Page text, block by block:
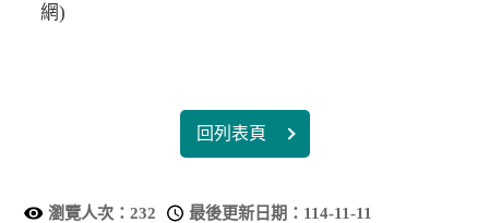
網)
回列表頁
瀏覽人次： 232 最後更新日期： 114-11-11